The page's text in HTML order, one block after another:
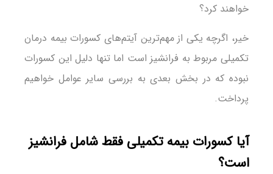
خواهند کرد؟
خیر، اگرچه یکی از مهم‌ترین آیتم‌های کسورات بیمه درمان
تکمیلی مربوط به فرانشیز است اما تنها دلیل این کسورات
نبوده که در بخش بعدی به بررسی سایر عوامل خواهیم
پرداخت.
آیا کسورات بیمه تکمیلی فقط شامل فرانشیز
است؟